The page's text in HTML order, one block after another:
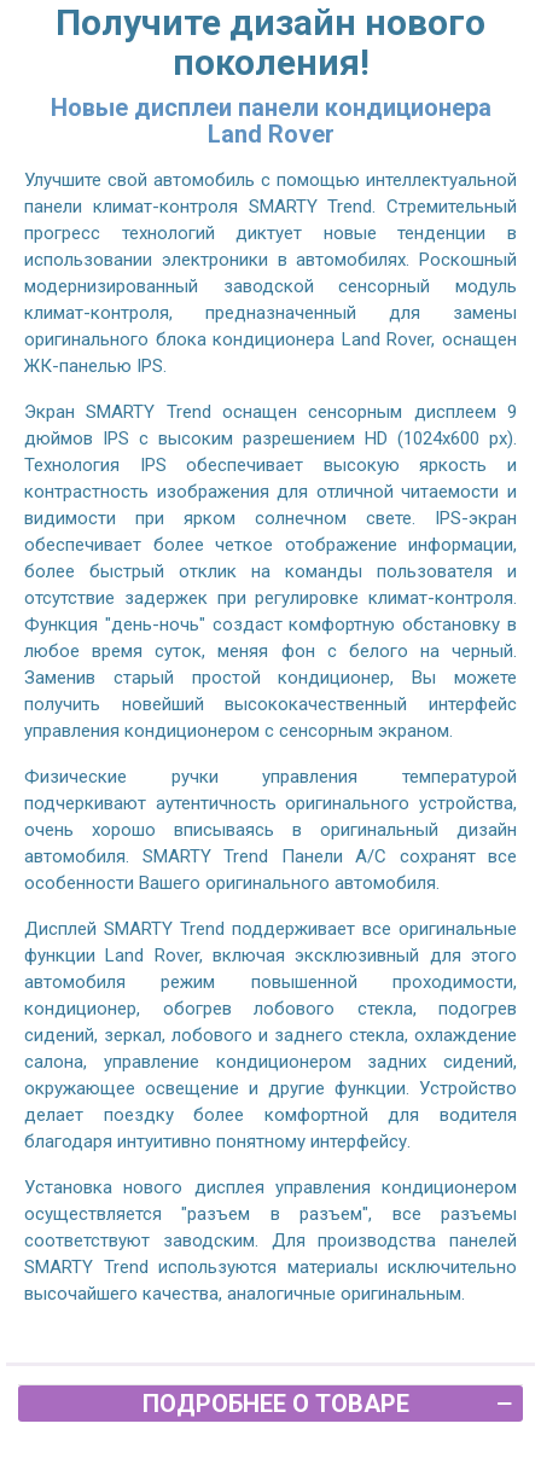
Получите дизайн нового
поколения!
Новые дисплеи панели кондиционера
Land Rover
Улучшите свой автомобиль с помощью интеллектуальной
панели климат-контроля SMARTY Trend. Стремительный
прогресс технологий диктует новые тенденции в
использовании электроники в автомобилях. Роскошный
модернизированный заводской сенсорный модуль
климат-контроля, предназначенный для замены
оригинального блока кондиционера Land Rover, оснащен
ЖК-панелью IPS.
Экран SMARTY Trend оснащен сенсорным дисплеем 9
дюймов IPS с высоким разрешением HD (1024х600 px).
Технология IPS обеспечивает высокую яркость и
контрастность изображения для отличной читаемости и
видимости при ярком солнечном свете. IPS-экран
обеспечивает более четкое отображение информации,
более быстрый отклик на команды пользователя и
отсутствие задержек при регулировке климат-контроля.
Функция "день-ночь" создаст комфортную обстановку в
любое время суток, меняя фон с белого на черный.
Заменив старый простой кондиционер, Вы можете
получить новейший высококачественный интерфейс
управления кондиционером с сенсорным экраном.
Физические ручки управления температурой
подчеркивают аутентичность оригинального устройства,
очень хорошо вписываясь в оригинальный дизайн
автомобиля. SMARTY Trend Панели A/C сохранят все
особенности Вашего оригинального автомобиля.
Дисплей SMARTY Trend поддерживает все оригинальные
функции Land Rover, включая эксклюзивный для этого
автомобиля режим повышенной проходимости,
кондиционер, обогрев лобового стекла, подогрев
сидений, зеркал, лобового и заднего стекла, охлаждение
салона, управление кондиционером задних сидений,
окружающее освещение и другие функции. Устройство
делает поездку более комфортной для водителя
благодаря интуитивно понятному интерфейсу.
Установка нового дисплея управления кондиционером
осуществляется "разъем в разъем", все разъемы
соответствуют заводским. Для производства панелей
SMARTY Trend используются материалы исключительно
высочайшего качества, аналогичные оригинальным.
ПОДРОБНЕЕ О ТОВАРЕ